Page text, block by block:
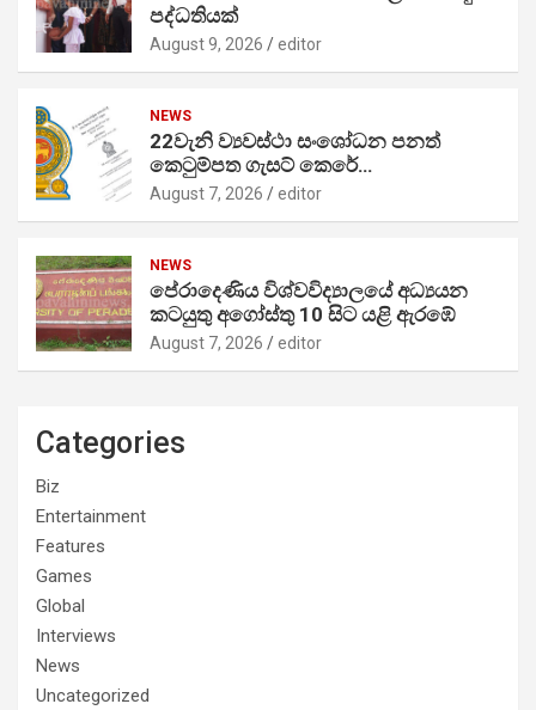
පද්ධතියක්
August 9, 2026 editor
NEWS
22වැනි ව්‍යවස්ථා සංශෝධන පනත්
කෙටුම්පත ගැසට් කෙරේ…
August 7, 2026 editor
NEWS
පේරාදෙණිය විශ්වවිද්‍යාලයේ අධ්‍යයන
කටයුතු අගෝස්තු 10 සිට යළි ඇරඹේ
August 7, 2026 editor
Categories
Biz
Entertainment
Features
Games
Global
Interviews
News
Uncategorized